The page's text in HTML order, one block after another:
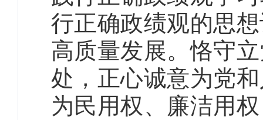
行正确政绩观的思
高质量发展。恪守
处，正心诚意为党
为民用权、廉洁用